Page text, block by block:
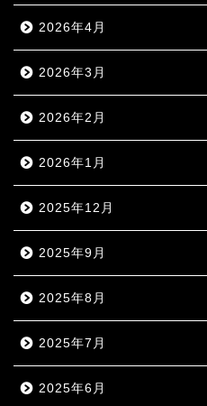
2026年4月
2026年3月
2026年2月
2026年1月
2025年12月
2025年9月
2025年8月
2025年7月
2025年6月